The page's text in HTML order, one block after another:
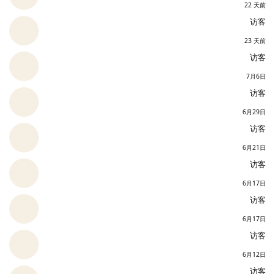
22 天前
访客
23 天前
访客
7月6日
访客
6月29日
访客
6月21日
访客
6月17日
访客
6月17日
访客
6月12日
访客